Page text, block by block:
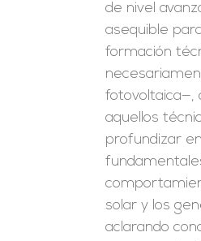
de nivel
asequible
formación
fotovoltaica—,
aquellos
profundizar
solar y los
aclarando